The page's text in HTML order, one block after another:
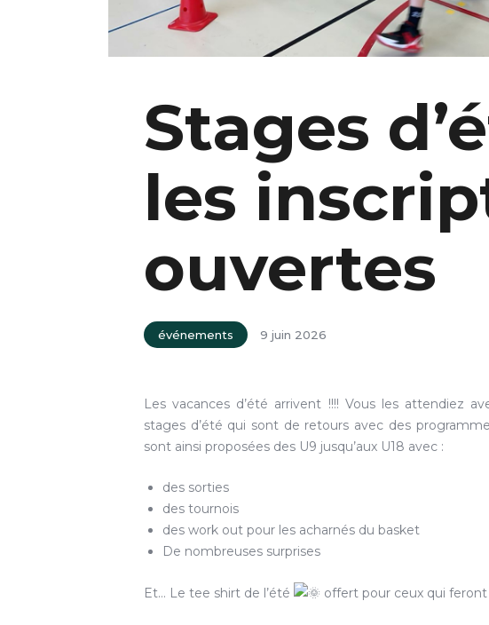
Stages
les
ouvertes
événements 9 juin 2026
Les vacances d’été arrivent !!!! Vous les attendiez
stages d’été qui sont de retours avec des
sont ainsi proposées des U9 jusqu’aux U18 avec :
des sorties
des tournois
des work out pour les acharnés du basket
De nombreuses surprises
Et… Le tee shirt de l’été offert pour ceux qui